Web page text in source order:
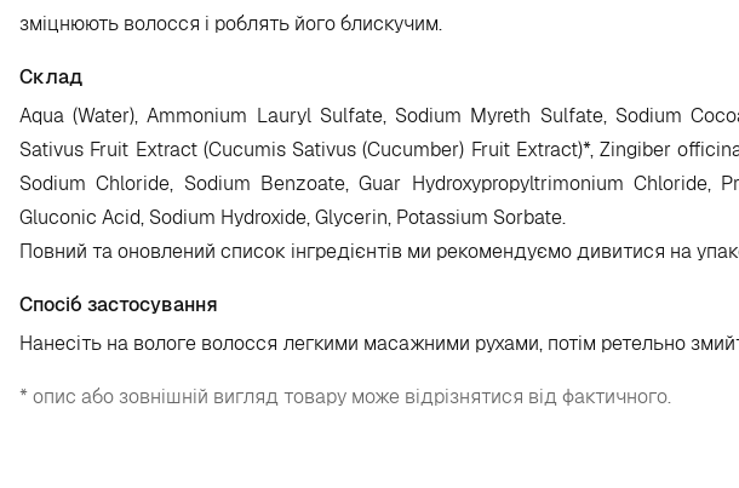
зміцнюють волосся і роблять його блискучим.
Склад
Aqua (Water), Ammonium Lauryl Sulfate, Sodium Myreth Sulfate, Sodium
Sativus Fruit Extract (Cucumis Sativus (Cucumber) Fruit Extract)*, Zingiber
Sodium Chloride, Sodium Benzoate, Guar Hydroxypropyltrimonium Chloride,
Gluconic Acid, Sodium Hydroxide, Glycerin, Potassium Sorbate.
Повний та оновлений список інгредієнтів ми рекомендуємо дивитися на
Спосіб застосування
Нанесіть на вологе волосся легкими масажними рухами, потім ретельно
* опис або зовнішній вигляд товару може відрізнятися від фактичного.